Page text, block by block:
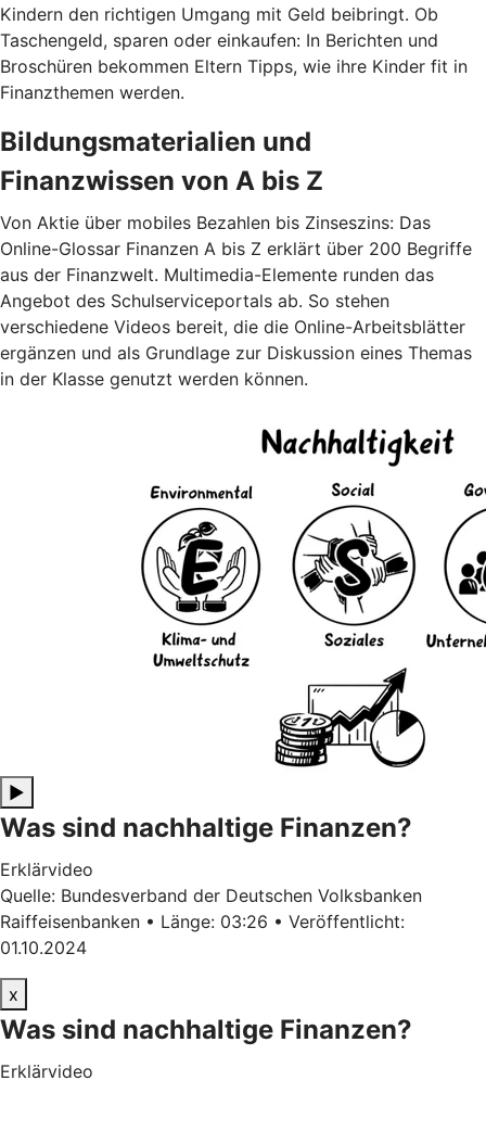
Kindern den richtigen Umgang mit Geld beibringt. Ob
Taschengeld, sparen oder einkaufen: In Berichten und
Broschüren bekommen Eltern Tipps, wie ihre Kinder fit in
Finanzthemen werden.
Bildungsmaterialien und
Finanzwissen von A bis Z
Von Aktie über mobiles Bezahlen bis Zinseszins: Das
Online-Glossar Finanzen A bis Z erklärt über 200 Begriffe
aus der Finanzwelt. Multimedia-Elemente runden das
Angebot des Schulserviceportals ab. So stehen
verschiedene Videos bereit, die die Online-Arbeitsblätter
ergänzen und als Grundlage zur Diskussion eines Themas
in der Klasse genutzt werden können.
▶
Was sind nachhaltige Finanzen?
Erklärvideo
Quelle: Bundesverband der Deutschen Volksbanken
Raiffeisenbanken • Länge: 03:26 • Veröffentlicht:
01.10.2024
x
Was sind nachhaltige Finanzen?
Erklärvideo